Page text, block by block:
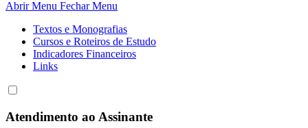
Abrir Menu Fechar Menu
Textos e Monografias
Cursos e Roteiros de Estudo
Indicadores Financeiros
Links
Atendimento ao Assinante